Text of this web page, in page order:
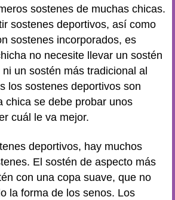
sostenes de muchas chicas.
sostenes deportivos, así como
sostenes incorporados, es
no necesite llevar un sostén
un sostén más tradicional al
los sostenes deportivos son
chica se debe probar unos
cuál le va mejor.
deportivos, hay muchos
El sostén de aspecto más
con una copa suave, que no
la forma de los senos. Los